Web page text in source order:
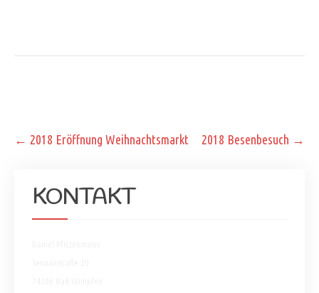
Post
navigation
← 2018 Eröffnung Weihnachtsmarkt 2018 Besenbesuch →
KONTAKT